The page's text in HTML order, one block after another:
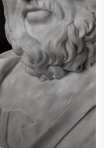
Meditatieve haiku’s
Zuilen